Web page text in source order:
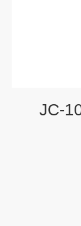
JC-